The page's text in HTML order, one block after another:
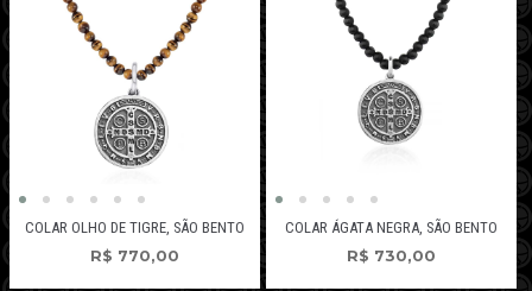
COLAR OLHO DE TIGRE, SÃO BENTO
R$ 770,00
COLAR ÁGATA NEGRA, SÃO BENTO
R$ 730,00